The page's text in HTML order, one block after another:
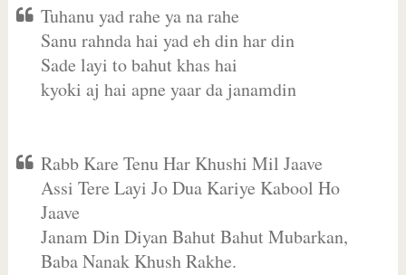
Tuhanu yad rahe ya na rahe
Sanu rahnda hai yad eh din har din
Sade layi to bahut khas hai
kyoki aj hai apne yaar da janamdin
Rabb Kare Tenu Har Khushi Mil Jaave
Assi Tere Layi Jo Dua Kariye Kabool Ho
Jaave
Janam Din Diyan Bahut Bahut Mubarkan,
Baba Nanak Khush Rakhe.